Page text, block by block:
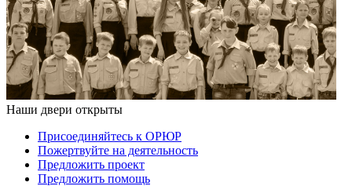
Наши двери открыты
Присоединяйтесь к ОРЮР
Пожертвуйте на деятельность
Предложить проект
Предложить помощь